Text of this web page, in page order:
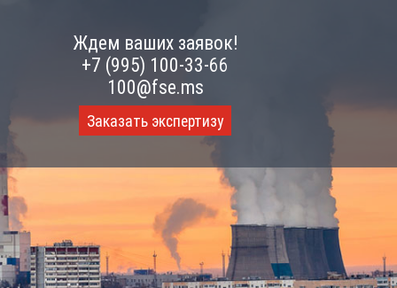
Ждем ваших заявок!
+7 (995) 100-33-66
100@fse.ms
Заказать экспертизу